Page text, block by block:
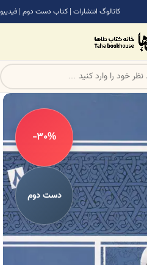
کاتالوگ انتشارات | کتاب دست دوم | فیدیبو
-30%
دست دوم